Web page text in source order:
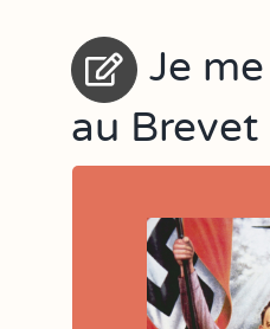
Je
au Brevet